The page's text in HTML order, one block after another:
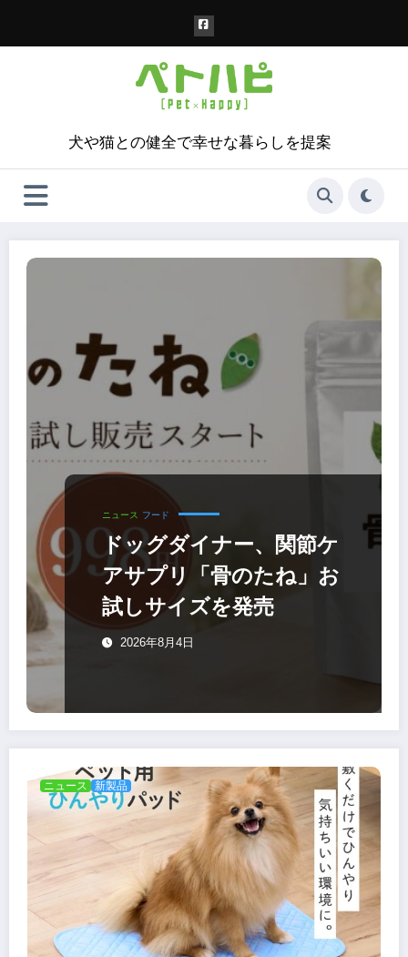
犬や猫との健全で幸せな暮らしを提案
ニュース フード
ドッグダイナー、関節ケ
アサプリ「骨のたね」お
試しサイズを発売
2026年8月4日
ニュース 新製品